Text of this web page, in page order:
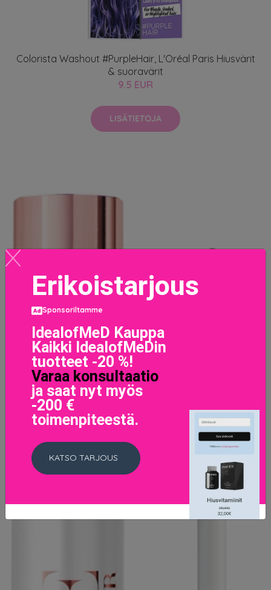
Colorista Washout #PurpleHair, L'Oréal Paris Hiusvärit
& suoravärit
9.5 EUR
LISÄTIETOJA
Erikoistarjous
Sponsoriltamme
IdealofMeD Kauppa
Kaikki IdealofMeDin
tuotteet -20 %!
Varaa konsultaatio
ja saat nyt myös
-200 €
toimenpiteestä.
KATSO TARJOUS